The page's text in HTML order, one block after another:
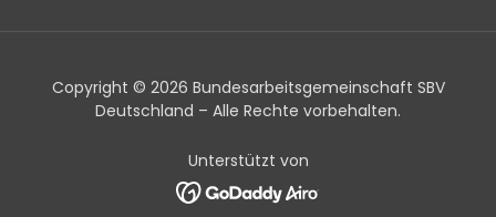
Copyright © 2026 Bundesarbeitsgemeinschaft SBV
Deutschland – Alle Rechte vorbehalten.
Unterstützt von